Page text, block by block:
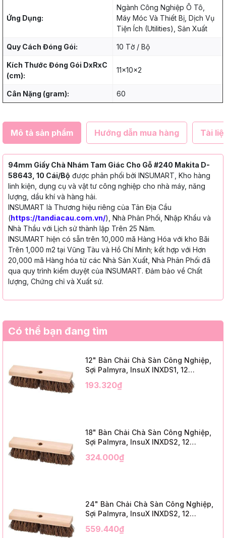
Ứng Dụng:
Ngành Công Nghiệp Ô Tô,
Máy Móc Và Thiết Bị, Dịch Vụ
Tiện Ích (Utilities), Sản Xuất
Quy Cách Đóng Gói: 10 Tờ / Bộ
Kích Thước Đóng Gói DxRxC
(cm):
11x10x2
Cân Nặng (gram): 60
Mô tả sản phẩm Hướng dẫn mua hàng Tài
94mm Giấy Chà Nhám Tam Giác Cho Gỗ #240 Makita D-
58643, 10 Cái/Bộ được phân phối bởi INSUMART, Kho hàng
linh kiện, dụng cụ và vật tư công nghiệp cho nhà máy, năng
lượng, dầu khí và hàng hải.
INSUMART là Thương hiệu riêng của Tân Địa Cầu
(https://tandiacau.com.vn/), Nhà Phân Phối, Nhập Khẩu và
Nhà Thầu với Lịch sử thành lập Trên 25 Năm.
INSUMART hiện có sẵn trên 10,000 mã Hàng Hóa với kho Bãi
Trên 1,000 m2 tại Vũng Tàu và Hồ Chí Minh; kết hợp với Hơn
20,000 mã Hàng hóa từ các Nhà Sản Xuất, Nhà Phân Phối đã
qua quy trình kiểm duyệt của INSUMART. Đảm bảo về Chất
lượng, Chứng chỉ và Xuất sứ.
Có thể bạn đang tìm
12" Bàn Chải Chà Sàn Công Nghiệp,
Sợi Palmyra, InsuX INXDS1, 12
Trim)
193.320₫
18" Bàn Chải Chà Sàn Công Nghiệp,
Sợi Palmyra, InsuX INXDS2, 12
Trim)
324.000₫
24" Bàn Chải Chà Sàn Công Nghiệp,
Sợi Palmyra, InsuX INXDS2, 12
3" Trim)
559.440₫